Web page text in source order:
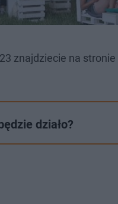
znajdziecie na stronie
działo?